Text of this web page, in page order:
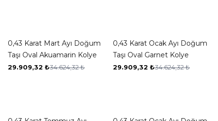
-14%
0,43 Karat Mart Ayı Doğum
Taşı Oval Akuamarin Kolye
29.909,32 ₺34.624,32₺
-14%
0,43 Karat Ocak Ayı Doğum
Taşı Oval Garnet Kolye
29.909,32 ₺34.624,32₺
-14% -13%